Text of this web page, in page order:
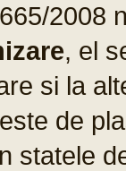
2008
, el
si la
de
statele